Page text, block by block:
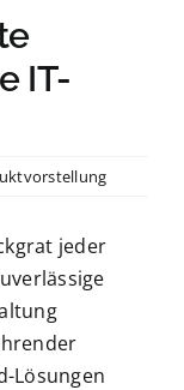
IT-
jeder
Lösungen